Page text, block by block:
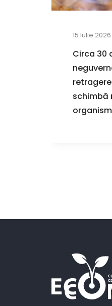
15 Iulie 2026
Circa 30
schimbă